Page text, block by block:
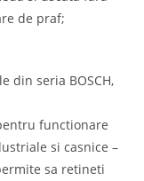
de praf;
din seria BOSCH,
functionare
si casnice –
sa retineti